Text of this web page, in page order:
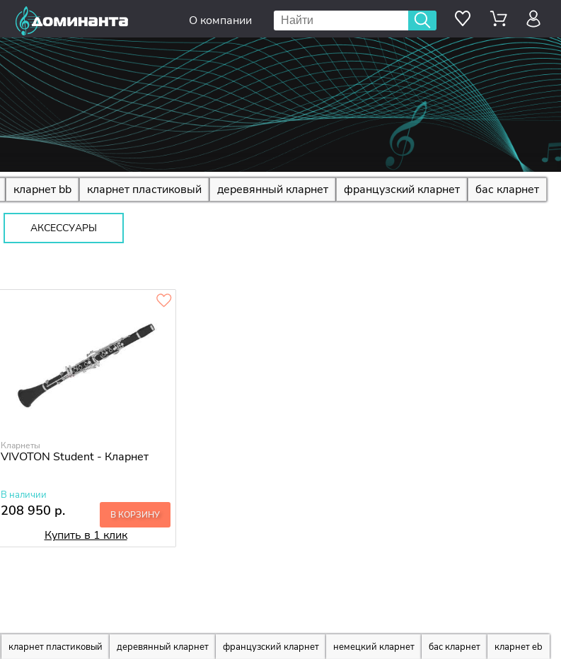
О компании
кларнет bb кларнет пластиковый деревянный кларнет французский кларнет бас кларнет
АКСЕССУАРЫ
Кларнеты
VIVOTON Student - Кларнет
В наличии
208 950 р. В КОРЗИНУ
Купить в 1 клик
кларнет пластиковый деревянный кларнет французский кларнет немецкий кларнет бас кларнет кларнет eb